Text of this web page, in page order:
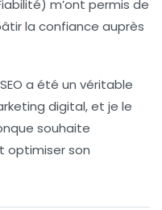
m’ont permis de
la confiance auprès
a été un véritable
digital, et je le
souhaite
optimiser son